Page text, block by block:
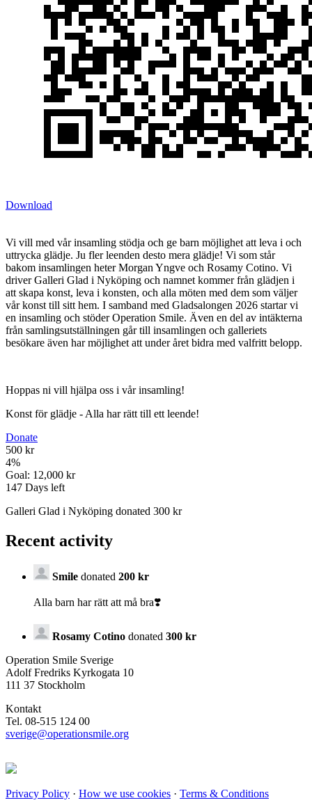
Download
Vi vill med vår insamling stödja och ge barn möjlighet att leva i och
uttrycka glädje. Ju fler leenden desto mera glädje! Vi som står
bakom insamlingen heter Morgan Yngve och Rosamy Cotino. Vi
driver Galleri Glad i Nyköping och namnet kommer från glädjen i
att skapa konst, leva i konsten, och alla möten med dem som väljer
vår konst till sitt hem. I samband med Gladsalongen 2026 startar vi
en insamling och stöder Operation Smile. Även en del av intäkterna
från samlingsutställningen går till insamlingen och galleriets
besökare även har möjlighet att under året bidra med valfritt belopp.
Hoppas ni vill hjälpa oss i vår insamling!
Konst för glädje - Alla har rätt till ett leende!
Donate
500 kr
4%
Goal: 12,000 kr
147 Days left
Galleri Glad i Nyköping donated 300 kr
Recent activity
Smile donated 200 kr
Alla barn har rätt att må bra❣️
Rosamy Cotino donated 300 kr
Operation Smile Sverige
Adolf Fredriks Kyrkogata 10
111 37 Stockholm
Kontakt
Tel. 08-515 124 00
sverige@operationsmile.org
Privacy Policy · How we use cookies · Terms & Conditions